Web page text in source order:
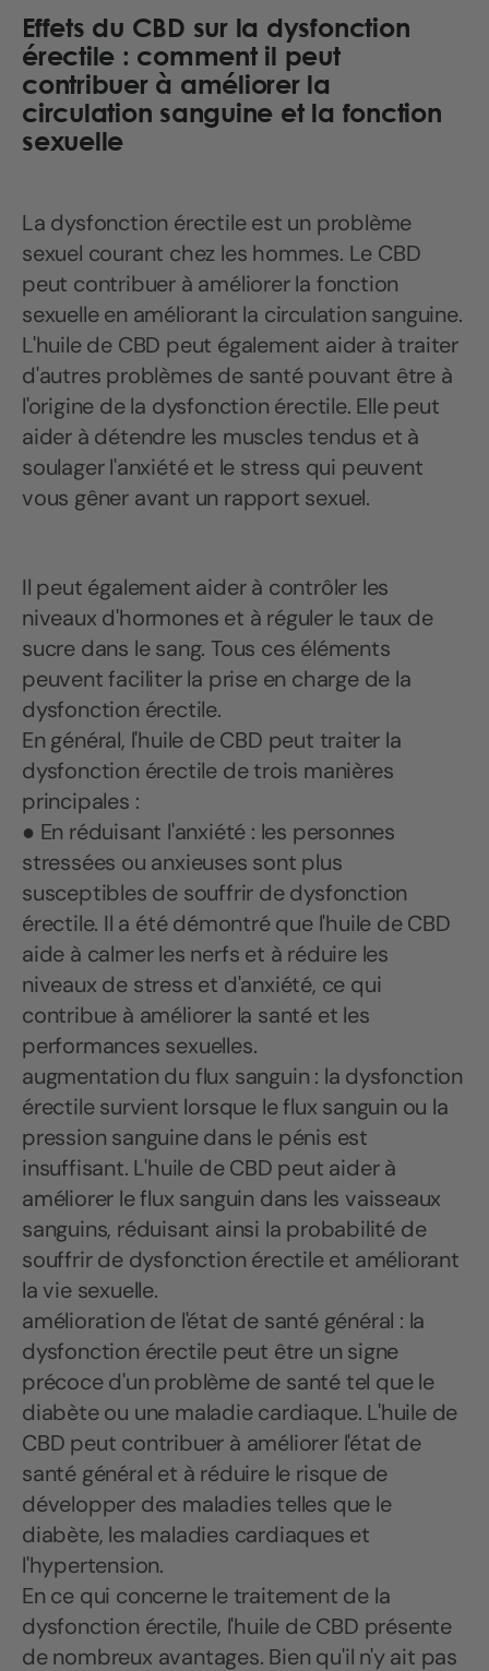
Effets du CBD sur la dysfonction
érectile : comment il peut
contribuer à améliorer la
circulation sanguine et la fonction
sexuelle
La dysfonction érectile est un problème
sexuel courant chez les hommes. Le CBD
peut contribuer à améliorer la fonction
sexuelle en améliorant la circulation sanguine.
L'huile de CBD peut également aider à traiter
d'autres problèmes de santé pouvant être à
l'origine de la dysfonction érectile. Elle peut
aider à détendre les muscles tendus et à
soulager l'anxiété et le stress qui peuvent
vous gêner avant un rapport sexuel.
Il peut également aider à contrôler les
niveaux d'hormones et à réguler le taux de
sucre dans le sang. Tous ces éléments
peuvent faciliter la prise en charge de la
dysfonction érectile.
En général, l'huile de CBD peut traiter la
dysfonction érectile de trois manières
principales :
● En réduisant l'anxiété : les personnes
stressées ou anxieuses sont plus
susceptibles de souffrir de dysfonction
érectile. Il a été démontré que l'huile de CBD
aide à calmer les nerfs et à réduire les
niveaux de stress et d'anxiété, ce qui
contribue à améliorer la santé et les
performances sexuelles.
augmentation du flux sanguin : la dysfonction
érectile survient lorsque le flux sanguin ou la
pression sanguine dans le pénis est
insuffisant. L'huile de CBD peut aider à
améliorer le flux sanguin dans les vaisseaux
sanguins, réduisant ainsi la probabilité de
souffrir de dysfonction érectile et améliorant
la vie sexuelle.
amélioration de l'état de santé général : la
dysfonction érectile peut être un signe
précoce d'un problème de santé tel que le
diabète ou une maladie cardiaque. L'huile de
CBD peut contribuer à améliorer l'état de
santé général et à réduire le risque de
développer des maladies telles que le
diabète, les maladies cardiaques et
l'hypertension.
En ce qui concerne le traitement de la
dysfonction érectile, l'huile de CBD présente
de nombreux avantages. Bien qu'il n'y ait pas